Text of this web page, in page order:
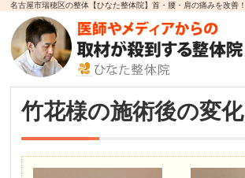
名古屋市瑞穂区の整体【ひなた整体院】首・腰・肩の痛みを改善！
竹花様の施術後の変化